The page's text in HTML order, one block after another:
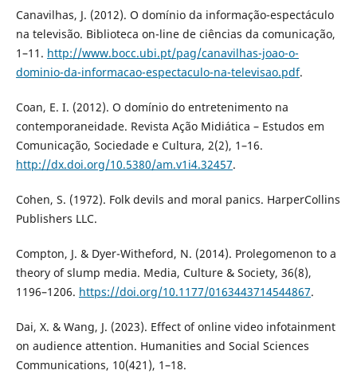
Canavilhas, J. (2012). O domínio da informação-espectáculo
na televisão. Biblioteca on-line de ciências da comunicação,
1–11. http://www.bocc.ubi.pt/pag/canavilhas-joao-o-
dominio-da-informacao-espectaculo-na-televisao.pdf.
Coan, E. I. (2012). O domínio do entretenimento na
contemporaneidade. Revista Ação Midiática – Estudos em
Comunicação, Sociedade e Cultura, 2(2), 1–16.
http://dx.doi.org/10.5380/am.v1i4.32457.
Cohen, S. (1972). Folk devils and moral panics. HarperCollins
Publishers LLC.
Compton, J. & Dyer-Witheford, N. (2014). Prolegomenon to a
theory of slump media. Media, Culture & Society, 36(8),
1196–1206. https://doi.org/10.1177/0163443714544867.
Dai, X. & Wang, J. (2023). Effect of online video infotainment
on audience attention. Humanities and Social Sciences
Communications, 10(421), 1–18.